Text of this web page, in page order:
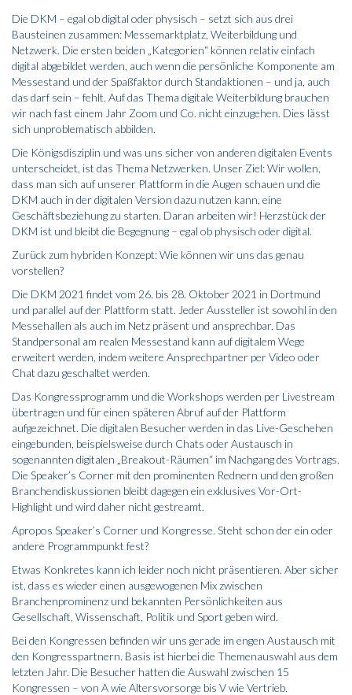
Die DKM – egal ob digital oder physisch – setzt sich aus drei
Bausteinen zusammen: Messemarktplatz, Weiterbildung und
Netzwerk. Die ersten beiden „Kategorien“ können relativ einfach
digital abgebildet werden, auch wenn die persönliche Komponente am
Messestand und der Spaßfaktor durch Standaktionen – und ja, auch
das darf sein – fehlt. Auf das Thema digitale Weiterbildung brauchen
wir nach fast einem Jahr Zoom und Co. nicht einzugehen. Dies lässt
sich unproblematisch abbilden.
Die Königsdisziplin und was uns sicher von anderen digitalen Events
unterscheidet, ist das Thema Netzwerken. Unser Ziel: Wir wollen,
dass man sich auf unserer Plattform in die Augen schauen und die
DKM auch in der digitalen Version dazu nutzen kann, eine
Geschäftsbeziehung zu starten. Daran arbeiten wir! Herzstück der
DKM ist und bleibt die Begegnung – egal ob physisch oder digital.
Zurück zum hybriden Konzept: Wie können wir uns das genau
vorstellen?
Die DKM 2021 findet vom 26. bis 28. Oktober 2021 in Dortmund
und parallel auf der Plattform statt. Jeder Aussteller ist sowohl in den
Messehallen als auch im Netz präsent und ansprechbar. Das
Standpersonal am realen Messestand kann auf digitalem Wege
erweitert werden, indem weitere Ansprechpartner per Video oder
Chat dazu geschaltet werden.
Das Kongressprogramm und die Workshops werden per Livestream
übertragen und für einen späteren Abruf auf der Plattform
aufgezeichnet. Die digitalen Besucher werden in das Live-Geschehen
eingebunden, beispielsweise durch Chats oder Austausch in
sogenannten digitalen „Breakout-Räumen“ im Nachgang des Vortrags.
Die Speaker’s Corner mit den prominenten Rednern und den großen
Branchendiskussionen bleibt dagegen ein exklusives Vor-Ort-
Highlight und wird daher nicht gestreamt.
Apropos Speaker’s Corner und Kongresse. Steht schon der ein oder
andere Programmpunkt fest?
Etwas Konkretes kann ich leider noch nicht präsentieren. Aber sicher
ist, dass es wieder einen ausgewogenen Mix zwischen
Branchenprominenz und bekannten Persönlichkeiten aus
Gesellschaft, Wissenschaft, Politik und Sport geben wird.
Bei den Kongressen befinden wir uns gerade im engen Austausch mit
den Kongresspartnern. Basis ist hierbei die Themenauswahl aus dem
letzten Jahr. Die Besucher hatten die Auswahl zwischen 15
Kongressen – von A wie Altersvorsorge bis V wie Vertrieb.